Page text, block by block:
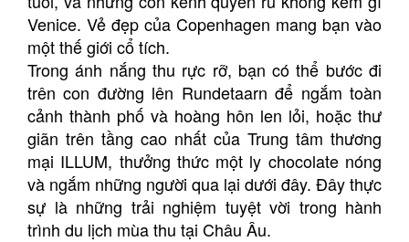
Venice. Vẻ đẹp của Copenhagen mang bạn vào
một thế giới cổ tích.
Trong ánh nắng thu rực rỡ, bạn có thể bước đi
trên con đường lên Rundetaarn để ngắm toàn
cảnh thành phố và hoàng hôn len lỏi, hoặc thư
giãn trên tầng cao nhất của Trung tâm thương
mại ILLUM, thưởng thức một ly chocolate nóng
và ngắm những người qua lại dưới đây. Đây thực
sự là những trải nghiệm tuyệt vời trong hành
trình du lịch mùa thu tại Châu Âu.